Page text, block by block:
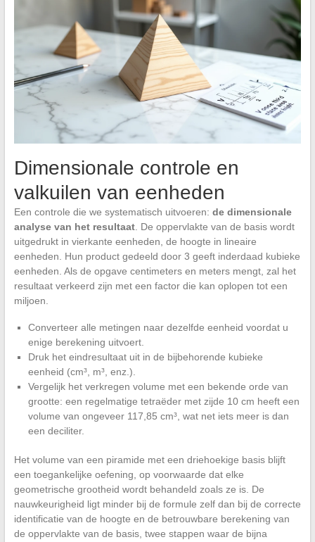
Dimensionale controle en
valkuilen van eenheden
Een controle die we systematisch uitvoeren: de dimensionale
analyse van het resultaat. De oppervlakte van de basis wordt
uitgedrukt in vierkante eenheden, de hoogte in lineaire
eenheden. Hun product gedeeld door 3 geeft inderdaad kubieke
eenheden. Als de opgave centimeters en meters mengt, zal het
resultaat verkeerd zijn met een factor die kan oplopen tot een
miljoen.
Converteer alle metingen naar dezelfde eenheid voordat u
enige berekening uitvoert.
Druk het eindresultaat uit in de bijbehorende kubieke
eenheid (cm³, m³, enz.).
Vergelijk het verkregen volume met een bekende orde van
grootte: een regelmatige tetraëder met zijde 10 cm heeft een
volume van ongeveer 117,85 cm³, wat net iets meer is dan
een deciliter.
Het volume van een piramide met een driehoekige basis blijft
een toegankelijke oefening, op voorwaarde dat elke
geometrische grootheid wordt behandeld zoals ze is. De
nauwkeurigheid ligt minder bij de formule zelf dan bij de correcte
identificatie van de hoogte en de betrouwbare berekening van
de oppervlakte van de basis, twee stappen waar de bijna